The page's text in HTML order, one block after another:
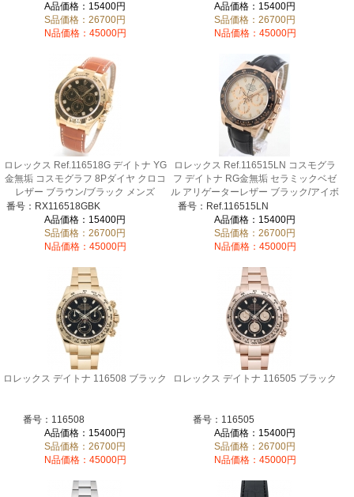
A品価格：15400円
S品価格：26700円
N品価格：45000円
A品価格：15400円
S品価格：26700円
N品価格：45000円
ロレックス Ref.116518G デイトナ YG
金無垢 コスモグラフ 8Pダイヤ クロコ
レザー ブラウン/ブラック メンズ
番号：RX116518GBK
A品価格：15400円
S品価格：26700円
N品価格：45000円
ロレックス Ref.116515LN コスモグラ
フ デイトナ RG金無垢 セラミックベゼ
ル アリゲーターレザー ブラック/アイボ
リー メンズ
番号：Ref.116515LN
A品価格：15400円
S品価格：26700円
N品価格：45000円
ロレックス デイトナ 116508 ブラック
番号：116508
A品価格：15400円
S品価格：26700円
N品価格：45000円
ロレックス デイトナ 116505 ブラック
番号：116505
A品価格：15400円
S品価格：26700円
N品価格：45000円